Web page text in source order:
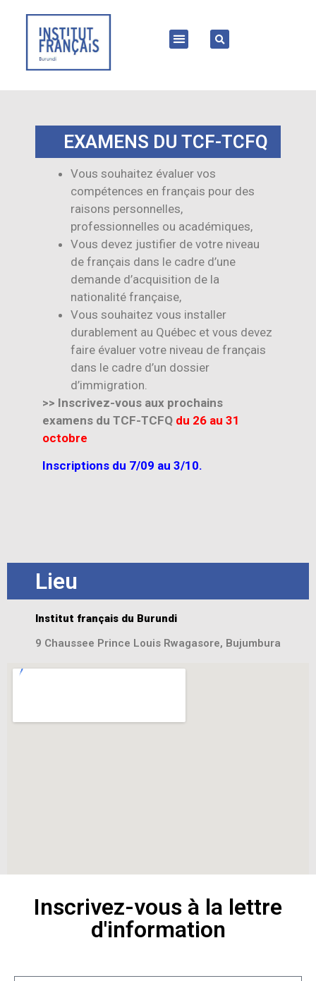
EXAMENS DU TCF-TCFQ
Vous souhaitez évaluer vos
compétences en français pour des
raisons personnelles,
professionnelles ou académiques,
Vous devez justifier de votre niveau
de français dans le cadre d’une
demande d’acquisition de la
nationalité française,
Vous souhaitez vous installer
durablement au Québec et vous devez
faire évaluer votre niveau de français
dans le cadre d’un dossier
d’immigration.
>> Inscrivez-vous aux prochains
examens du TCF-TCFQ du 26 au 31
octobre
Inscriptions du 7/09 au 3/10.
Lieu
Institut français du Burundi
9 Chaussee Prince Louis Rwagasore, Bujumbura
Inscrivez-vous à la lettre
d'information